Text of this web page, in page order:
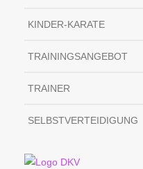
KINDER-KARATE
TRAININGSANGEBOT
TRAINER
SELBSTVERTEIDIGUNG